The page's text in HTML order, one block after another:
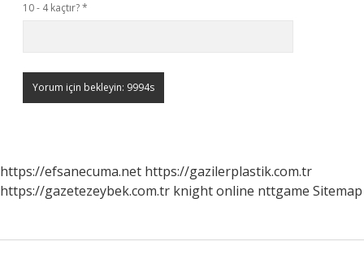
10 - 4 kaçtır?*
https://efsanecuma.net https://gazilerplastik.com.tr
https://gazetezeybek.com.tr knight online nttgame Sitemap